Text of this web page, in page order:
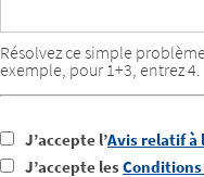
Résolvez ce simple
exemple, pour 1+3, entrez 4.
J’accepte l’Avis relatif à
J’accepte les